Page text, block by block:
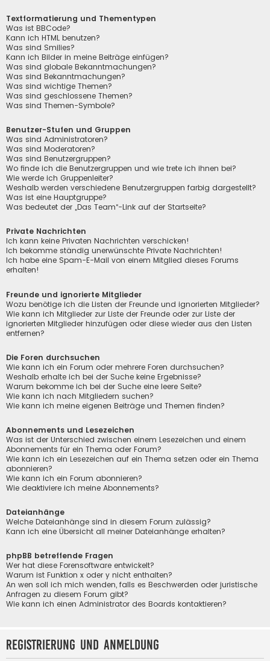
Textformatierung und Thementypen
Was ist BBCode?
Kann ich HTML benutzen?
Was sind Smilies?
Kann ich Bilder in meine Beiträge einfügen?
Was sind globale Bekanntmachungen?
Was sind Bekanntmachungen?
Was sind wichtige Themen?
Was sind geschlossene Themen?
Was sind Themen-Symbole?
Benutzer-Stufen und Gruppen
Was sind Administratoren?
Was sind Moderatoren?
Was sind Benutzergruppen?
Wo finde ich die Benutzergruppen und wie trete ich ihnen bei?
Wie werde ich Gruppenleiter?
Weshalb werden verschiedene Benutzergruppen farbig dargestellt?
Was ist eine Hauptgruppe?
Was bedeutet der „Das Team“-Link auf der Startseite?
Private Nachrichten
Ich kann keine Privaten Nachrichten verschicken!
Ich bekomme ständig unerwünschte Private Nachrichten!
Ich habe eine Spam-E-Mail von einem Mitglied dieses Forums
erhalten!
Freunde und ignorierte Mitglieder
Wozu benötige ich die Listen der Freunde und ignorierten Mitglieder?
Wie kann ich Mitglieder zur Liste der Freunde oder zur Liste der
ignorierten Mitglieder hinzufügen oder diese wieder aus den Listen
entfernen?
Die Foren durchsuchen
Wie kann ich ein Forum oder mehrere Foren durchsuchen?
Weshalb erhalte ich bei der Suche keine Ergebnisse?
Warum bekomme ich bei der Suche eine leere Seite?
Wie kann ich nach Mitgliedern suchen?
Wie kann ich meine eigenen Beiträge und Themen finden?
Abonnements und Lesezeichen
Was ist der Unterschied zwischen einem Lesezeichen und einem
Abonnements für ein Thema oder Forum?
Wie kann ich ein Lesezeichen auf ein Thema setzen oder ein Thema
abonnieren?
Wie kann ich ein Forum abonnieren?
Wie deaktiviere ich meine Abonnements?
Dateianhänge
Welche Dateianhänge sind in diesem Forum zulässig?
Kann ich eine Übersicht all meiner Dateianhänge erhalten?
phpBB betreffende Fragen
Wer hat diese Forensoftware entwickelt?
Warum ist Funktion x oder y nicht enthalten?
An wen soll ich mich wenden, falls es Beschwerden oder juristische
Anfragen zu diesem Forum gibt?
Wie kann ich einen Administrator des Boards kontaktieren?
Registrierung und Anmeldung